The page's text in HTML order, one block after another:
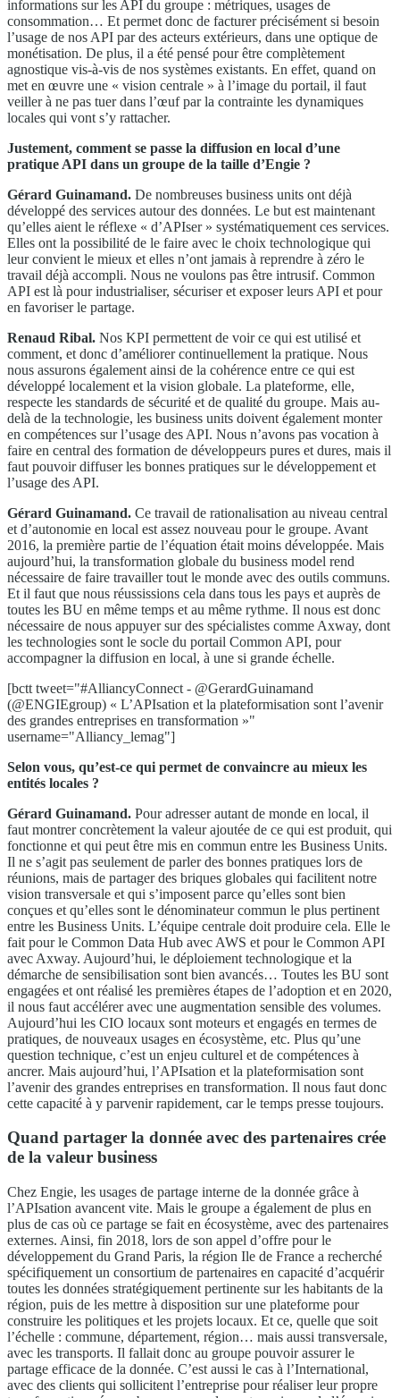
informations sur les API du groupe : métriques, usages de
consommation… Et permet donc de facturer précisément si besoin
l’usage de nos API par des acteurs extérieurs, dans une optique de
monétisation. De plus, il a été pensé pour être complètement
agnostique vis-à-vis de nos systèmes existants. En effet, quand on
met en œuvre une « vision centrale » à l’image du portail, il faut
veiller à ne pas tuer dans l’œuf par la contrainte les dynamiques
locales qui vont s’y rattacher.
Justement, comment se passe la diffusion en local d’une
pratique API dans un groupe de la taille d’Engie ?
Gérard Guinamand. De nombreuses business units ont déjà
développé des services autour des données. Le but est maintenant
qu’elles aient le réflexe « d’APIser » systématiquement ces services.
Elles ont la possibilité de le faire avec le choix technologique qui
leur convient le mieux et elles n’ont jamais à reprendre à zéro le
travail déjà accompli. Nous ne voulons pas être intrusif. Common
API est là pour industrialiser, sécuriser et exposer leurs API et pour
en favoriser le partage.
Renaud Ribal. Nos KPI permettent de voir ce qui est utilisé et
comment, et donc d’améliorer continuellement la pratique. Nous
nous assurons également ainsi de la cohérence entre ce qui est
développé localement et la vision globale. La plateforme, elle,
respecte les standards de sécurité et de qualité du groupe. Mais au-
delà de la technologie, les business units doivent également monter
en compétences sur l’usage des API. Nous n’avons pas vocation à
faire en central des formation de développeurs pures et dures, mais il
faut pouvoir diffuser les bonnes pratiques sur le développement et
l’usage des API.
Gérard Guinamand. Ce travail de rationalisation au niveau central
et d’autonomie en local est assez nouveau pour le groupe. Avant
2016, la première partie de l’équation était moins développée. Mais
aujourd’hui, la transformation globale du business model rend
nécessaire de faire travailler tout le monde avec des outils communs.
Et il faut que nous réussissions cela dans tous les pays et auprès de
toutes les BU en même temps et au même rythme. Il nous est donc
nécessaire de nous appuyer sur des spécialistes comme Axway, dont
les technologies sont le socle du portail Common API, pour
accompagner la diffusion en local, à une si grande échelle.
[bctt tweet="#AlliancyConnect - @GerardGuinamand
(@ENGIEgroup) « L’APIsation et la plateformisation sont l’avenir
des grandes entreprises en transformation »"
username="Alliancy_lemag"]
Selon vous, qu’est-ce qui permet de convaincre au mieux les
entités locales ?
Gérard Guinamand. Pour adresser autant de monde en local, il
faut montrer concrètement la valeur ajoutée de ce qui est produit, qui
fonctionne et qui peut être mis en commun entre les Business Units.
Il ne s’agit pas seulement de parler des bonnes pratiques lors de
réunions, mais de partager des briques globales qui facilitent notre
vision transversale et qui s’imposent parce qu’elles sont bien
conçues et qu’elles sont le dénominateur commun le plus pertinent
entre les Business Units. L’équipe centrale doit produire cela. Elle le
fait pour le Common Data Hub avec AWS et pour le Common API
avec Axway. Aujourd’hui, le déploiement technologique et la
démarche de sensibilisation sont bien avancés… Toutes les BU sont
engagées et ont réalisé les premières étapes de l’adoption et en 2020,
il nous faut accélérer avec une augmentation sensible des volumes.
Aujourd’hui les CIO locaux sont moteurs et engagés en termes de
pratiques, de nouveaux usages en écosystème, etc. Plus qu’une
question technique, c’est un enjeu culturel et de compétences à
ancrer. Mais aujourd’hui, l’APIsation et la plateformisation sont
l’avenir des grandes entreprises en transformation. Il nous faut donc
cette capacité à y parvenir rapidement, car le temps presse toujours.
Quand partager la donnée avec des partenaires crée
de la valeur business
Chez Engie, les usages de partage interne de la donnée grâce à
l’APIsation avancent vite. Mais le groupe a également de plus en
plus de cas où ce partage se fait en écosystème, avec des partenaires
externes. Ainsi, fin 2018, lors de son appel d’offre pour le
développement du Grand Paris, la région Ile de France a recherché
spécifiquement un consortium de partenaires en capacité d’acquérir
toutes les données stratégiquement pertinente sur les habitants de la
région, puis de les mettre à disposition sur une plateforme pour
construire les politiques et les projets locaux. Et ce, quelle que soit
l’échelle : commune, département, région… mais aussi transversale,
avec les transports. Il fallait donc au groupe pouvoir assurer le
partage efficace de la donnée. C’est aussi le cas à l’International,
avec des clients qui sollicitent l’entreprise pour réaliser leur propre